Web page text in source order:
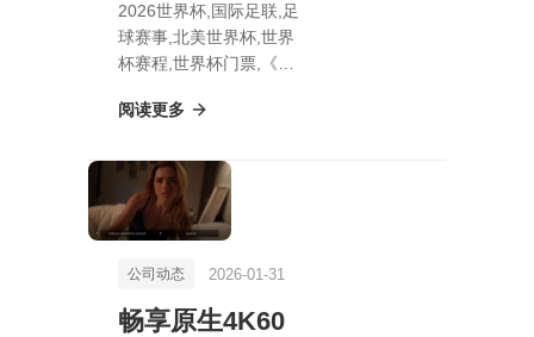
2026世界杯,国际足联,足
球赛事,北美世界杯,世界
杯赛程,世界杯门票,《风
资2000万打造，告别开
开启！
阅读更多
公司动态 2026-01-31
畅享原生4K60